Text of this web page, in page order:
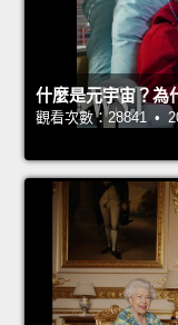
什麼是元宇宙？為
觀看次數：28841 •